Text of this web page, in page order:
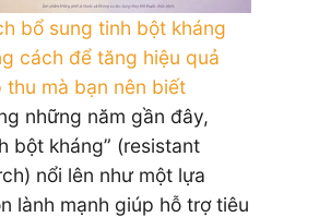
bổ sung tinh bột kháng
cách để tăng hiệu quả
thu mà bạn nên biết
những năm gần đây,
bột kháng” (resistant
nổi lên như một lựa
lành mạnh giúp hỗ trợ tiêu